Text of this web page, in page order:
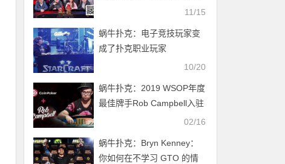
终见彩虹金光登顶红龙杯主
来年4月红龙杯Plus全新来袭
再相聚！
11/15
蜗牛扑克：电子竞技玩家变
成了扑克职业玩家
10/20
蜗牛扑克：2019 WSOP年度
最佳牌手Rob Campbell入驻
02/16
蜗牛扑克：Bryn Kenney：
你如何在不学习 GTO 的情